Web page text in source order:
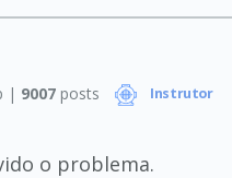
| 9007posts Instrutor
o problema.